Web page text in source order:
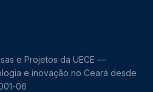
e Projetos da UECE —
e inovação no Ceará desde
06